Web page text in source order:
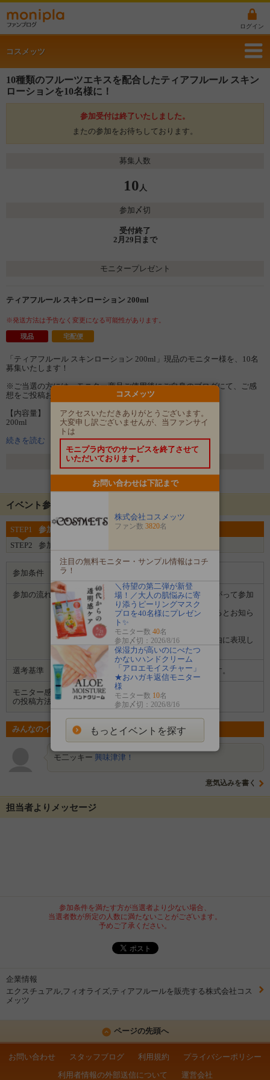
ログイン
コスメッツ
10種類のフルーツエキスを配合したティアフルール スキン
ローションを10名様に！
参加受付は終了いたしました。
またの参加をお待ちしております。
募集人数
10 人
参加〆切
受付終了
2月29日まで
モニタープレゼント
ティアフルール スキンローション 200ml
※発送方法は予告なく変更になる可能性があります。
現品 宅配便
「ティアフルール スキンローション 200ml」現品のモニター様を、10名
募集いたします！
※ご当選の方には、モニター商品ご使用後にご自身のブログにて、ご感
想をご投稿お願い致します。
【内容量】
200ml
お肌にやさしくなじみ、みずみずしくなめらかな素肌に整えます。
お肌をおだやかにひきしめ、きめの整ったお肌に導きます。
※お肌に合わない場合はご使用おやめ下さい。
続きを読む
選考方法
選考 発表日：3月7日(月)
イベント参加にあたって
STEP1
参加登録をする
STEP2
参加完了
参加条件
参加の流れ
１．「参加する」ボタンから画面にしたがって参加
します。
２．募集期間の終了後、企業から選ばれるとお知ら
せがあります。
３．企業から商品などが届きます。
４．試していただいた感想や口コミを自由に表現し
て投稿してください。
選考基準 お持ちのブログを拝見させていただきます。
モニター感想
の投稿方法
ブログ
みんなのイベントの意気込み
モ二ッキー 興味津津！
意気込みを書く
担当者よりメッセージ
参加条件を満たす方が当選者より少ない場合、
当選者数が所定の人数に満たないことがございます。
予めご了承ください。
企業情報
エクスチュアル,フィオライズ,ティアフルールを販売する株式会社コス
メッツ
コスメッツ
アクセスいただきありがとうございます。
大変申し訳ございませんが、当ファンサイ
トは
モニプラ内でのサービスを終了させて
いただいております。
お問い合わせは下記まで
株式会社コスメッツ
ファン数 3820名
注目の無料モニター・サンプル情報はコチ
ラ！
＼待望の第二弾が新登
場！／大人の肌悩みに寄
り添うピーリングマスク
プロを40名様にプレゼン
ト✨
モニター数 40名
参加〆切：2026/8/16
保湿力が高いのにべたつ
かないハンドクリーム
「アロエモイスチャー」
★おハガキ返信モニター
様
モニター数 10名
参加〆切：2026/8/16
もっとイベントを探す
ページの先頭へ
お問い合わせ スタッフブログ 利用規約
プライバシーポリシー
利用者情報の外部送信について
運営会社